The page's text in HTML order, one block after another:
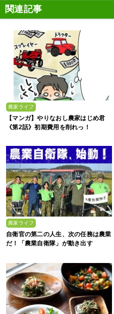
関連記事
農家ライフ
【マンガ】やりなおし農家はじめ君
《第2話》初期費用を削れっ！
農家ライフ
自衛官の第二の人生、次の任務は農業
だ！「農業自衛隊」が動き出す